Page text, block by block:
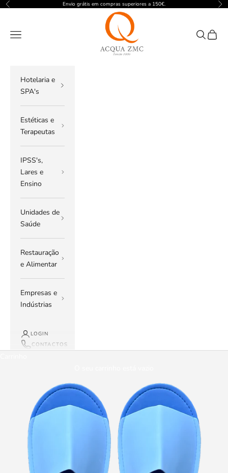
Pular para o conteúdo
Anterior Envio grátis em compras superiores a 150€.
ACQUA ZMC
Menu
Pesquisar
Hotelaria e
SPA's
Estéticas e
Terapeutas
IPSS's,
Lares e
Ensino
Unidades de
Saúde
Restauração
e Alimentar
Empresas e
Indústrias
LOGIN
CONTACTOS